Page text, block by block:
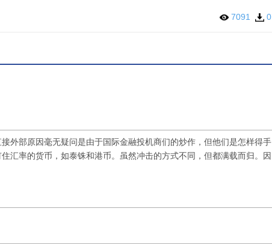
7091 0
外部原因毫无疑问是由于国际金融投机商们的炒作，但他们是怎样得手
汇率的货币，如泰铢和港币。虽然冲击的方式不同，但都满载而归。因